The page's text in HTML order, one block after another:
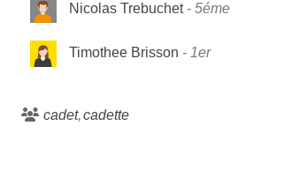
Nicolas Trebuchet 5éme
Timothee Brisson 1er
cadet cadette